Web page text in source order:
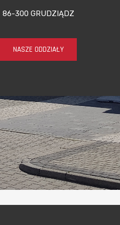
86-300 GRUDZIĄDZ
NASZE ODDZIAŁY